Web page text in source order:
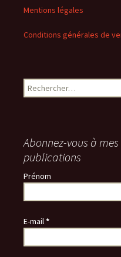
Mentions légales
Conditions générales de
Rechercher :
Abonnez-vous à mes
publications
Prénom
E-mail*